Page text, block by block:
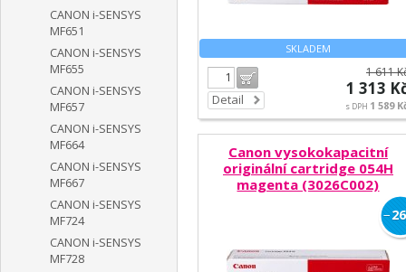
SKLADEM
Detail
1 611
1 313
s DPH 1 589
Canon vysokokapacitní
originální cartridge 054H
magenta (3026C002)
−26
CANON i-SENSYS
MF651
CANON i-SENSYS
MF655
CANON i-SENSYS
MF657
CANON i-SENSYS
MF664
CANON i-SENSYS
MF667
CANON i-SENSYS
MF724
CANON i-SENSYS
MF728